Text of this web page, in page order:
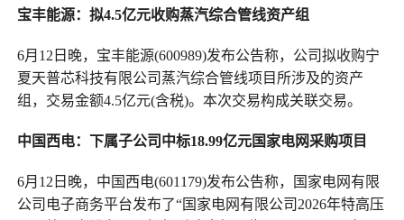
宝丰能源：拟4.5亿元收购蒸汽综合管线资产组
6月12日晚，宝丰能源(600989)发布公告称，公司拟收购宁
夏天普芯科技有限公司蒸汽综合管线项目所涉及的资产
组，交易金额4.5亿元(含税)。本次交易构成关联交易。
中国西电：下属子公司中标18.99亿元国家电网采购项目
6月12日晚，中国西电(601179)发布公告称，国家电网有限
公司电子商务平台发布了“国家电网有限公司2026年特高压